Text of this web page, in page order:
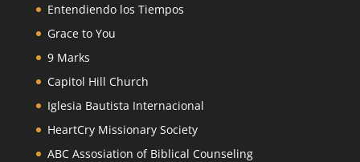
Entendiendo los Tiempos
Grace to You
9 Marks
Capitol Hill Church
Iglesia Bautista Internacional
HeartCry Missionary Society
ABC Assosiation of Biblical Counseling